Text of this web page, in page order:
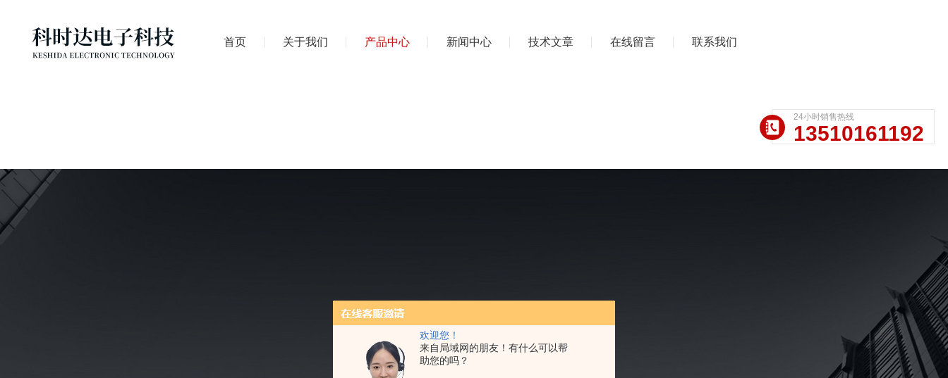
欢迎您！
来自局域网的朋友！有什么可以帮
助您的吗？
首页 关于我们 产品中心 新闻中心 技术文章 在线留言 联系我们
24小时销售热线
13510161192